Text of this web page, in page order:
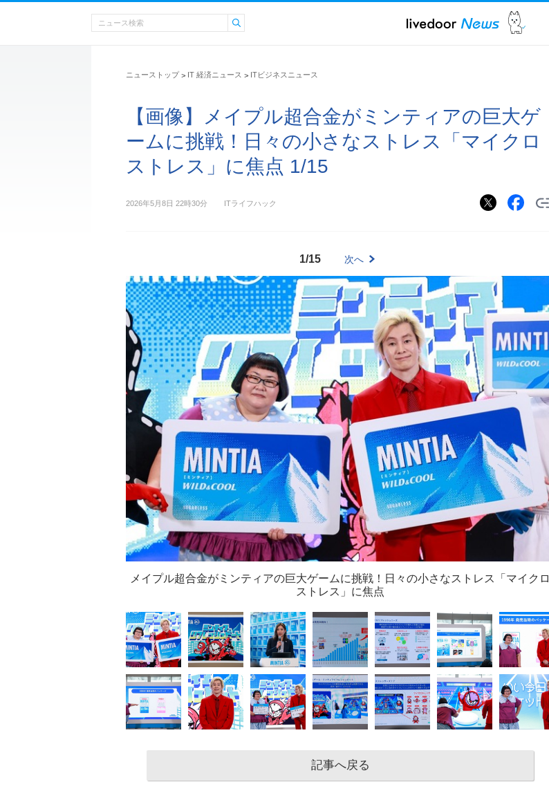
ニューストップ > IT 経済ニュース > ITビジネスニュース
【画像】メイプル超合金がミンティアの巨大ゲ
ームに挑戦！日々の小さなストレス「マイクロ
ストレス」に焦点 1/15
2026年5月8日 22時30分 ITライフハック
1/15 次へ
メイプル超合金がミンティアの巨大ゲームに挑戦！日々の小さなストレス「マイクロ
ストレス」に焦点
記事へ戻る